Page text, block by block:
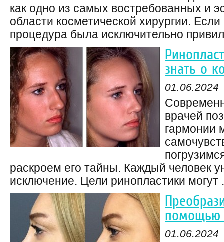
как одно из самых востребованных и
области косметической хирургии.
процедура была исключительно
знать о
01.06.2024
врачей
гармонии
раскроем его тайны. Каждый человек
исключение. Цели ринопластики могут
помощью
01.06.2024